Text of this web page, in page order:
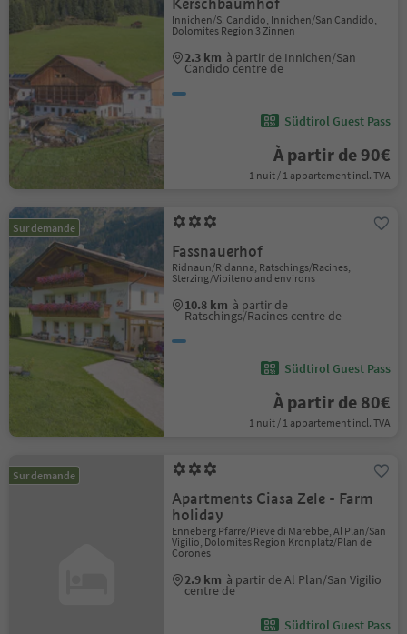
Kerschbaumhof
Innichen/S. Candido, Innichen/San Candido,
Dolomites Region 3 Zinnen
2.3 km à partir de Innichen/San
Candido centre de
Südtirol Guest Pass
À partir de 90€
1 nuit / 1 appartement incl. TVA
Sur demande
Fassnauerhof
Ridnaun/Ridanna, Ratschings/Racines,
Sterzing/Vipiteno and environs
10.8 km à partir de
Ratschings/Racines centre de
Südtirol Guest Pass
À partir de 80€
1 nuit / 1 appartement incl. TVA
Sur demande
Apartments Ciasa Zele - Farm
holiday
Enneberg Pfarre/Pieve di Marebbe, Al Plan/San
Vigilio, Dolomites Region Kronplatz/Plan de
Corones
2.9 km à partir de Al Plan/San Vigilio
centre de
Südtirol Guest Pass